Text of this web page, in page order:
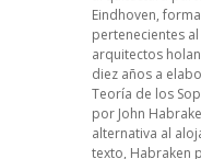
Eindhoven,
pertenecientes
arquitectos
diez años a
Teoría de los
por John
alternativa al
texto, Habraken